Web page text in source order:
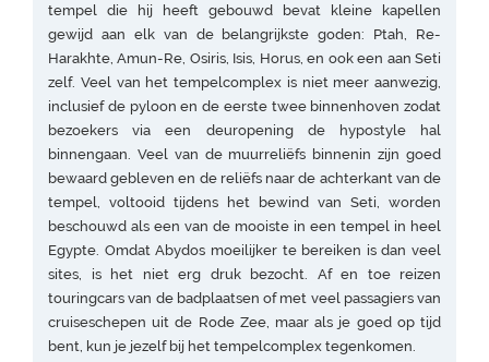
tempel die hij heeft gebouwd bevat kleine kapellen
gewijd aan elk van de belangrijkste goden: Ptah, Re-
Harakhte, Amun-Re, Osiris, Isis, Horus, en ook een aan Seti
zelf. Veel van het tempelcomplex is niet meer aanwezig,
inclusief de pyloon en de eerste twee binnenhoven zodat
bezoekers via een deuropening de hypostyle hal
binnengaan. Veel van de muurreliëfs binnenin zijn goed
bewaard gebleven en de reliëfs naar de achterkant van de
tempel, voltooid tijdens het bewind van Seti, worden
beschouwd als een van de mooiste in een tempel in heel
Egypte. Omdat Abydos moeilijker te bereiken is dan veel
sites, is het niet erg druk bezocht. Af en toe reizen
touringcars van de badplaatsen of met veel passagiers van
cruiseschepen uit de Rode Zee, maar als je goed op tijd
bent, kun je jezelf bij het tempelcomplex tegenkomen.